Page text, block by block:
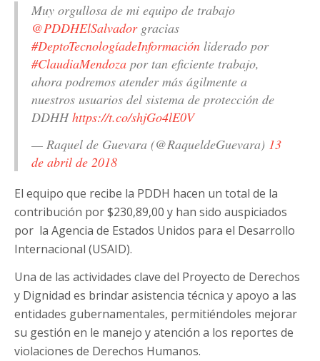
Muy orgullosa de mi equipo de trabajo
@PDDHElSalvadorgracias
#DeptoTecnologíadeInformación liderado por
#ClaudiaMendoza por tan eficiente trabajo,
ahora podremos atender más ágilmente a
nuestros usuarios del sistema de protección de
DDHHhttps://t.co/shjGo4lE0V
— Raquel de Guevara (@RaqueldeGuevara) 13
de abril de 2018
El equipo que recibe la PDDH hacen un total de la
contribución por $230,89,00 y han sido auspiciados
por la Agencia de Estados Unidos para el Desarrollo
Internacional (USAID).
Una de las actividades clave del Proyecto de Derechos
y Dignidad es brindar asistencia técnica y apoyo a las
entidades gubernamentales, permitiéndoles mejorar
su gestión en le manejo y atención a los reportes de
violaciones de Derechos Humanos.